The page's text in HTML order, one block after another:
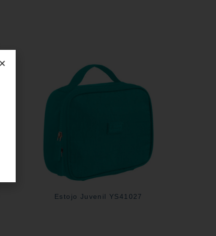
Estojo Juvenil YS41027